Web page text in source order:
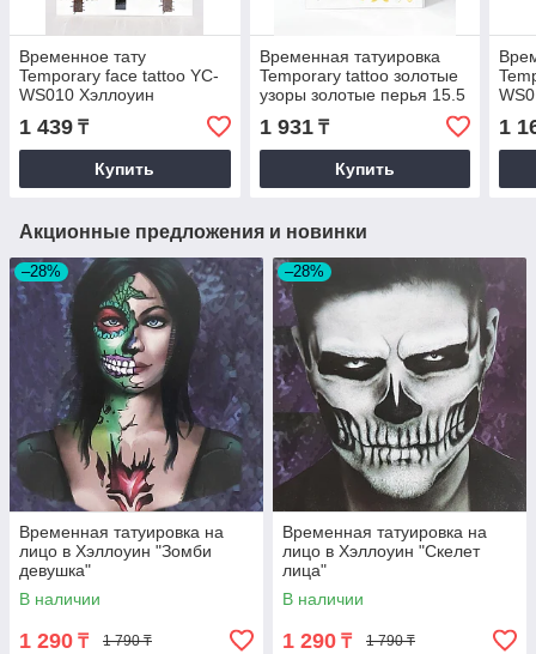
Временное тату
Temporary face tattoo YC-
WS010 Хэллоуин
кресты шрамы цветной
1 439 ₸
Купить
Временная татуировка
Temporary tattoo золотые
узоры золотые перья 15.5
1 931₸
Купить
1
Акционные предложения и новинки
–28%
Временная татуировка на
лицо в Хэллоуин "Зомби
девушка"
В наличии
1 290 ₸ 1 790 ₸
–28%
Временная татуировка на
лицо в Хэллоуин "Скелет
лица"
В наличии
1 290 ₸ 1 790 ₸